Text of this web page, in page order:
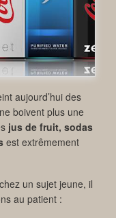
aujourd’hui des
boivent plus une
jus de fruit, sodas
est extrêmement
un sujet jeune, il
au patient :